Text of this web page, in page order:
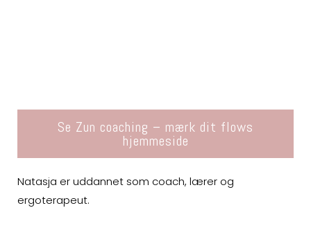
Se Zun coaching – mærk dit flows
hjemmeside
Natasja er uddannet som coach, lærer og
ergoterapeut.